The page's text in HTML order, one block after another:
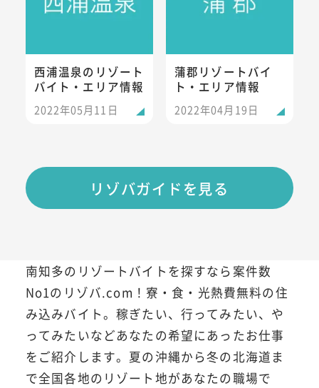
西浦温泉のリゾート
バイト・エリア情報
2022年05月11日
蒲郡リゾートバイ
ト・エリア情報
2022年04月19日
リゾバガイドを見る
南知多のリゾートバイトを探すなら案件数
No1のリゾバ.com！寮・食・光熱費無料の住
み込みバイト。稼ぎたい、行ってみたい、や
ってみたいなどあなたの希望にあったお仕事
をご紹介します。夏の沖縄から冬の北海道ま
で全国各地のリゾート地があなたの職場で